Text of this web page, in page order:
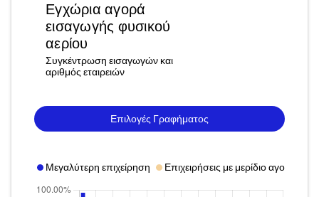
Εγχώρια αγορά
εισαγωγής φυσικού
αερίου
Συγκέντρωση εισαγωγών και
αριθμός εταιρειών
Επιλογές Γραφήματος
Μεγαλύτερη επιχείρηση Επιχειρήσεις με μερίδιο αγοράς